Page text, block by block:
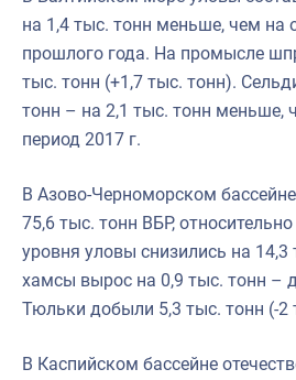
на 1,4 тыс. тонн меньше, чем на
прошлого года. На промысле
тыс. тонн (+1,7 тыс. тонн).
тонн – на 2,1 тыс. тонн меньше,
период 2017 г.
В Азово-Черноморском
75,6 тыс. тонн ВБР,
уровня уловы снизились на
хамсы вырос на 0,9 тыс. тонн –
Тюльки добыли 5,3 тыс. тонн (-2
В Каспийском бассейне